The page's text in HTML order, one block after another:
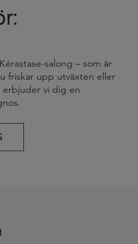
salong – som är
friskar upp utväxten eller
erbjuder vi dig en